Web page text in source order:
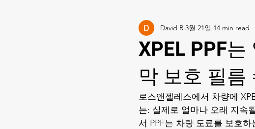
XPEL PPF
막 보호 필름
David R 3월 21일
로스앤젤레스에서 차량에
는: 실제로 얼마나 오래 지속
서 PPF는 차량 도료를 보호